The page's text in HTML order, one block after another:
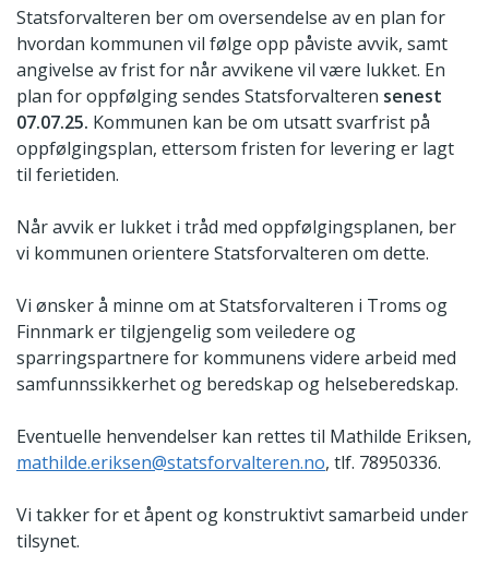
Statsforvalteren ber om oversendelse av en plan for
hvordan kommunen vil følge opp påviste avvik, samt
angivelse av frist for når avvikene vil være lukket. En
plan for oppfølging sendes Statsforvalteren senest
07.07.25. Kommunen kan be om utsatt svarfrist på
oppfølgingsplan, ettersom fristen for levering er lagt
til ferietiden.
Når avvik er lukket i tråd med oppfølgingsplanen, ber
vi kommunen orientere Statsforvalteren om dette.
Vi ønsker å minne om at Statsforvalteren i Troms og
Finnmark er tilgjengelig som veiledere og
sparringspartnere for kommunens videre arbeid med
samfunnssikkerhet og beredskap og helseberedskap.
Eventuelle henvendelser kan rettes til Mathilde Eriksen,
mathilde.eriksen@statsforvalteren.no, tlf. 78950336.
Vi takker for et åpent og konstruktivt samarbeid under
tilsynet.